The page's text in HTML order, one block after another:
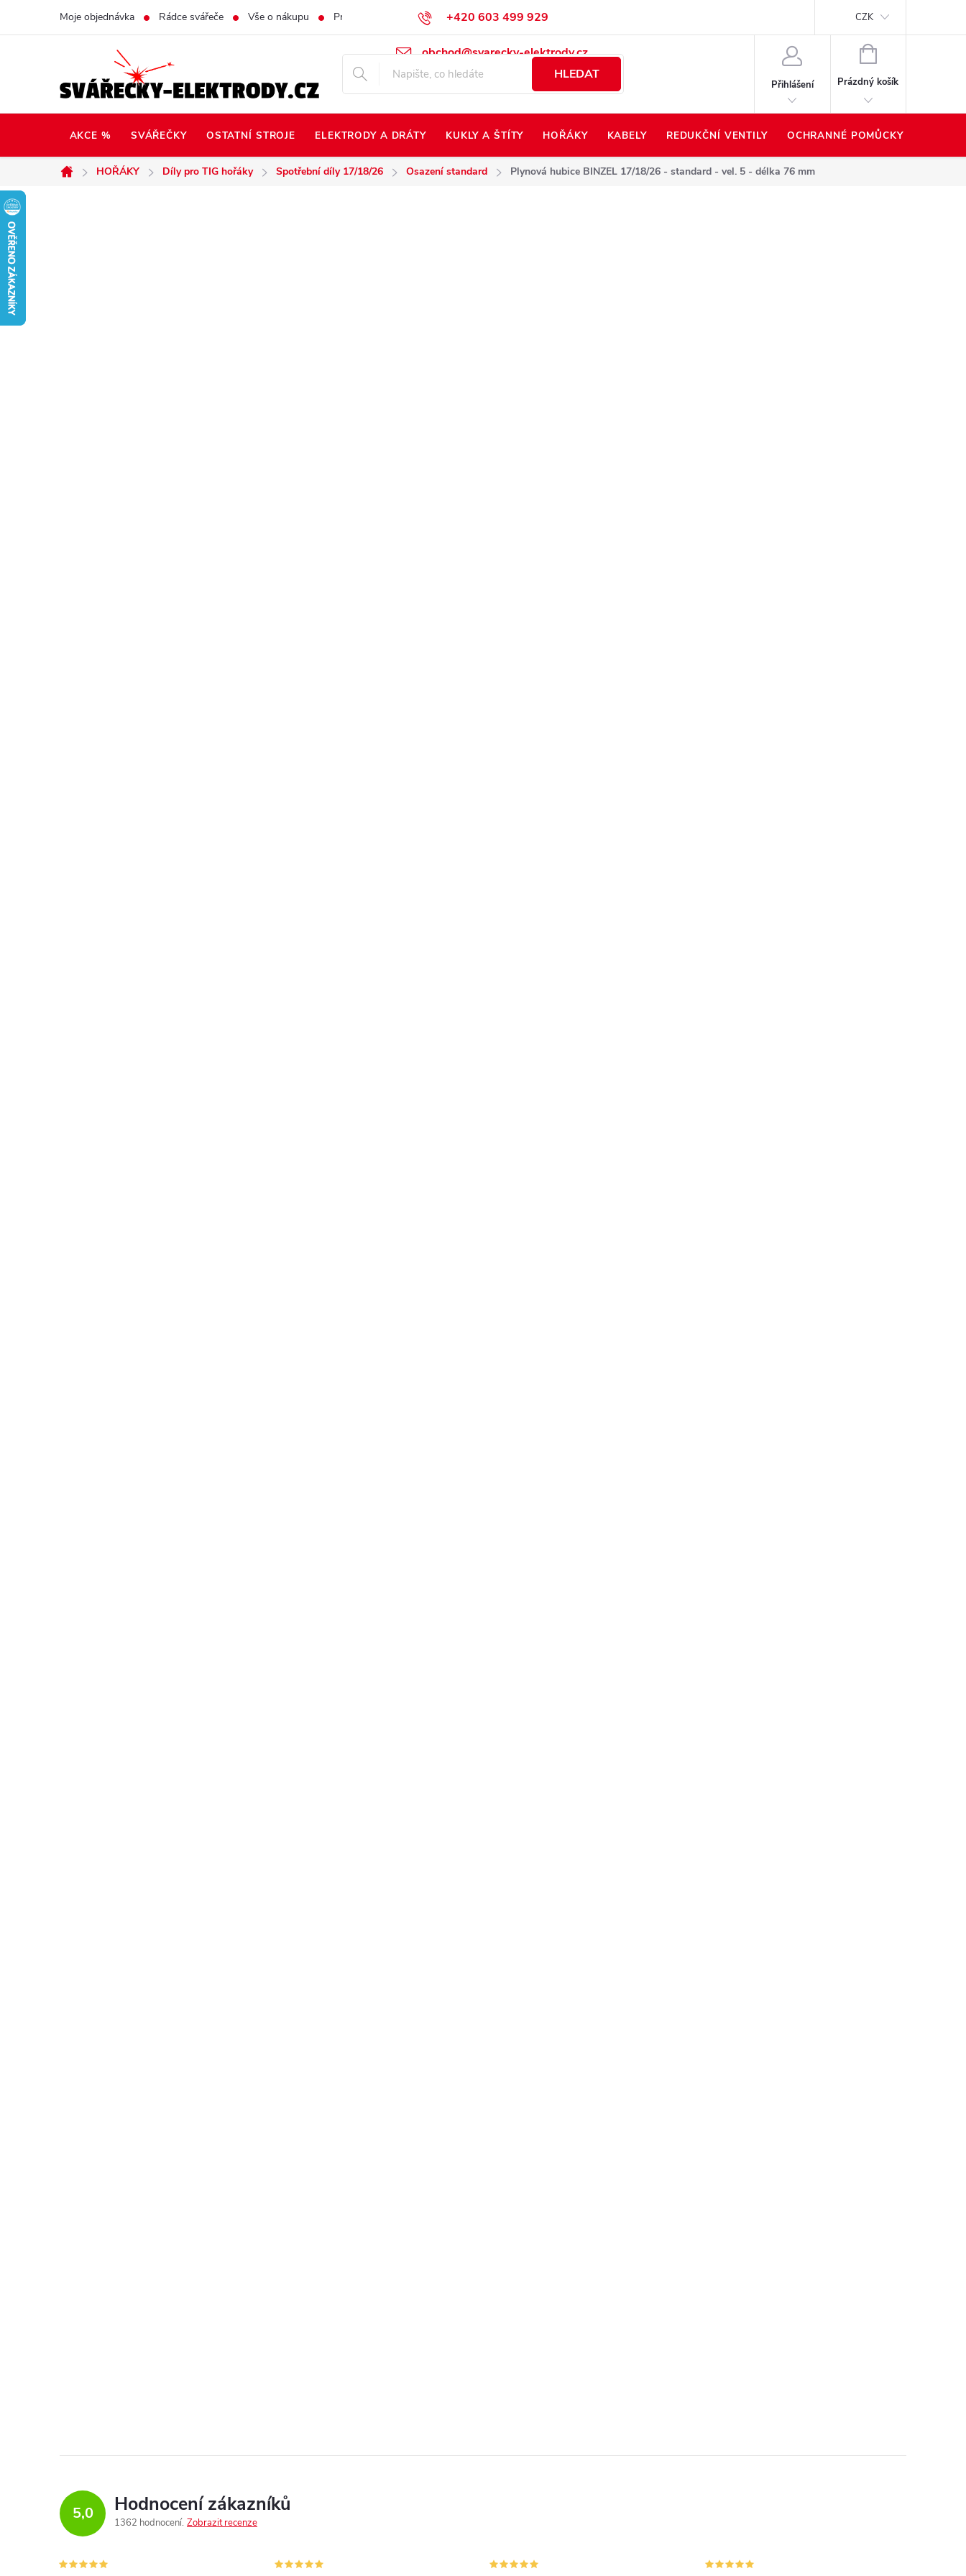
+420 603 499 929
obchod@svarecky-elektrody.cz
Moje objednávka Rádce svářeče Vše o nákupu Prodej na Slovensko Napište nám Kontakty Hodnocení obchodu
CZK
HLEDAT
Přihlášení
NÁKUPNÍ
KOŠÍK
Prázdný košík
AKCE % SVÁŘEČKY OSTATNÍ STROJE ELEKTRODY A DRÁTY KUKLY A ŠTÍTY HOŘÁKY KABELY REDUKČNÍ VENTILY OCHRANNÉ POMŮCKY
Domů
HOŘÁKY Díly pro TIG hořáky Spotřební díly 17/18/26 Osazení standard Plynová hubice BINZEL 17/18/26 - standard - vel. 5 - délka 76 mm
5,0 Hodnocení zákazníků
1362 hodnocení Zobrazit recenze